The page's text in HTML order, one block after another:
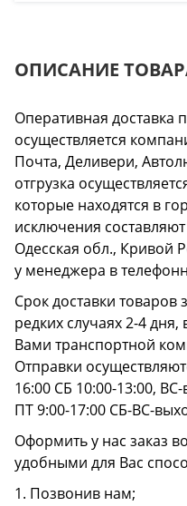
ОПИСАНИЕ
Оперативная доставка
осуществляется
Почта, Деливери,
отгрузка
которые находятся в
исключения
Одесская обл., Кривой
у менеджера в
Срок доставки товаров
редких случаях 2-4
Вами транспортной
Отправки
16:00 СБ 10:00-13:00,
ПТ 9:00-17:00 СБ-ВС-
Оформить у нас заказ
удобными для Вас
1. Позвонив нам;